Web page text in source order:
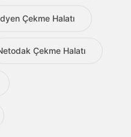
Çekme Halatı
Çekme Halatı